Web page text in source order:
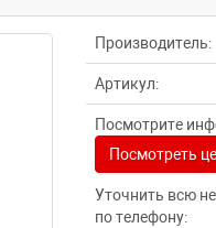
Производитель:
Артикул:
Посмотрите
Посмотреть
Уточнить всю
по телефону: